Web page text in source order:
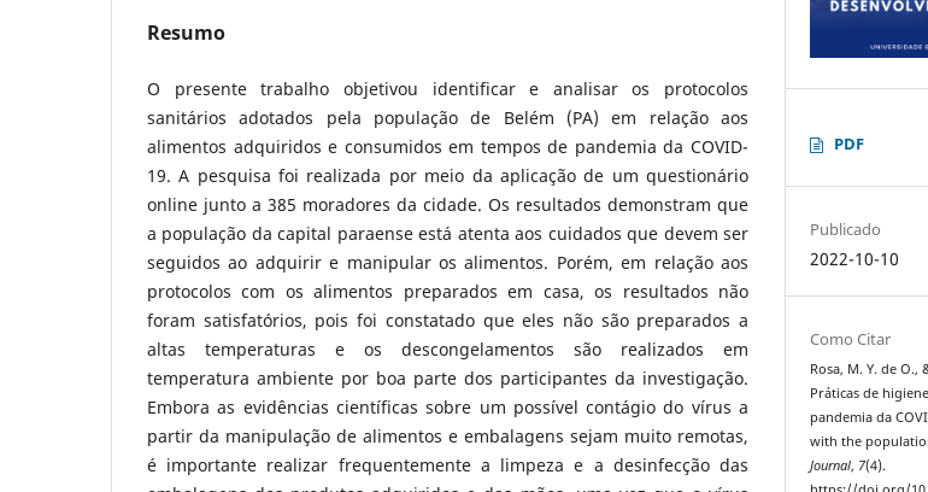
Resumo
O presente trabalho objetivou identificar e analisar os protocolos
sanitários adotados pela população de Belém (PA) em relação aos
alimentos adquiridos e consumidos em tempos de pandemia da COVID-
19. A pesquisa foi realizada por meio da aplicação de um questionário
online junto a 385 moradores da cidade. Os resultados demonstram que
a população da capital paraense está atenta aos cuidados que devem ser
seguidos ao adquirir e manipular os alimentos. Porém, em relação aos
protocolos com os alimentos preparados em casa, os resultados não
foram satisfatórios, pois foi constatado que eles não são preparados a
altas temperaturas e os descongelamentos são realizados em
temperatura ambiente por boa parte dos participantes da investigação.
Embora as evidências científicas sobre um possível contágio do vírus a
partir da manipulação de alimentos e embalagens sejam muito remotas,
é importante realizar frequentemente a limpeza e a desinfecção das
PDF
Publicado
2022-10-10
Como Citar
Rosa, M. Y. de O.,
Práticas de
pandemia da
with the
Journal, 7(4).